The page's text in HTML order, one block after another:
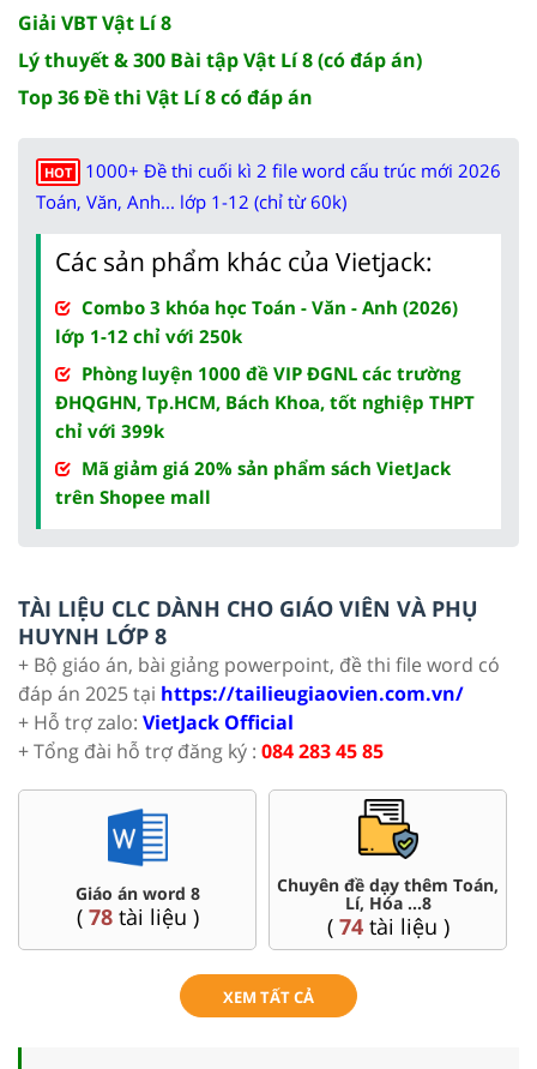
Giải VBT Vật Lí 8
Lý thuyết & 300 Bài tập Vật Lí 8 (có đáp án)
Top 36 Đề thi Vật Lí 8 có đáp án
HOT
1000+ Đề thi cuối kì 2 file word cấu trúc mới 2026
Toán, Văn, Anh... lớp 1-12 (chỉ từ 60k)
Các sản phẩm khác của Vietjack:
Combo 3 khóa học Toán - Văn - Anh (2026)
lớp 1-12 chỉ với 250k
Phòng luyện 1000 đề VIP ĐGNL các trường
ĐHQGHN, Tp.HCM, Bách Khoa, tốt nghiệp THPT
chỉ với 399k
Mã giảm giá 20% sản phẩm sách VietJack
trên Shopee mall
TÀI LIỆU CLC DÀNH CHO GIÁO VIÊN VÀ PHỤ
HUYNH LỚP 8
+ Bộ giáo án, bài giảng powerpoint, đề thi file word có
đáp án 2025 tại https://tailieugiaovien.com.vn/
+ Hỗ trợ zalo: VietJack Official
+ Tổng đài hỗ trợ đăng ký : 084 283 45 85
Đề thi HSG 8
(5tài liệu )
Trắc nghiệm đúng
(12tài liệu )
XEM TẤT CẢ